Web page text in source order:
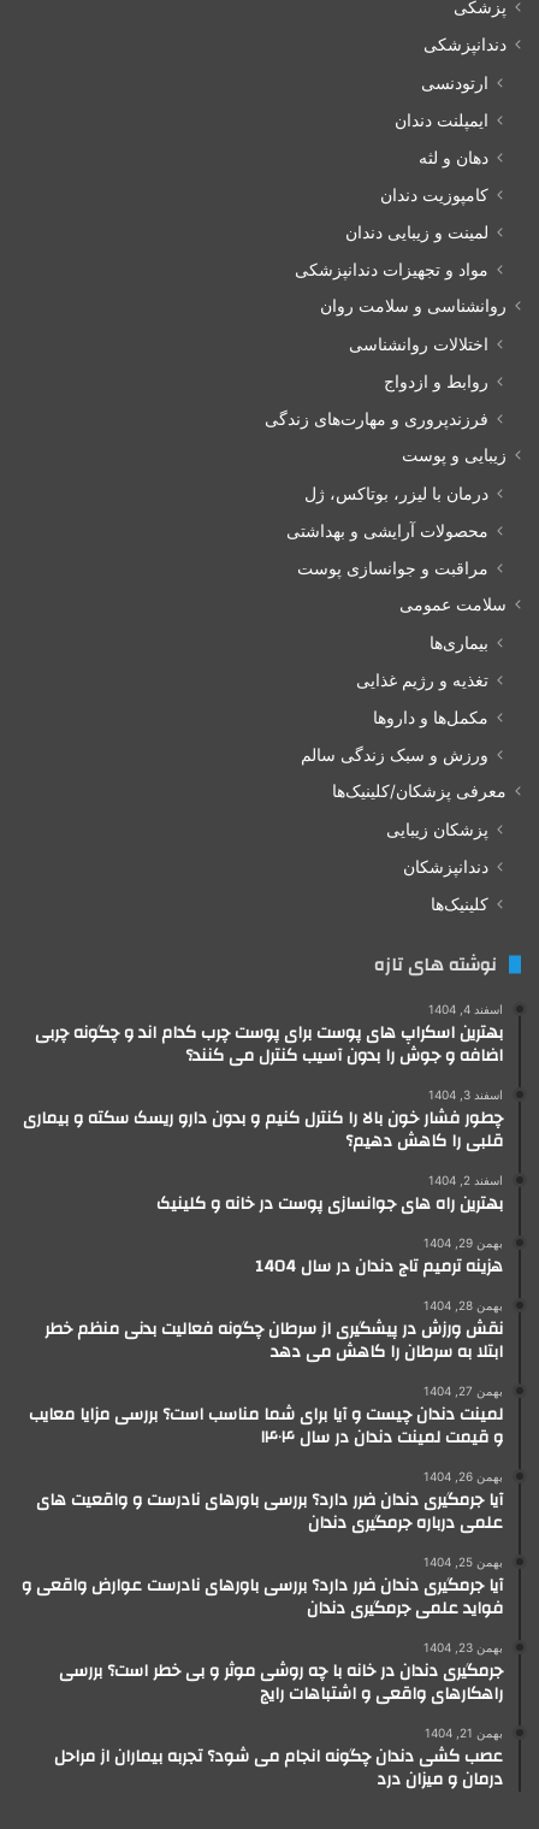
پزشکی
دندانپزشکی
ارتودنسی
ایمپلنت دندان
دهان و لثه
کامپوزیت دندان
لمینت و زیبایی دندان
مواد و تجهیزات دندانپزشکی
روانشناسی و سلامت روان
اختلالات روانشناسی
روابط و ازدواج
فرزندپروری و مهارت‌های زندگی
زیبایی و پوست
درمان با لیزر، بوتاکس، ژل
محصولات آرایشی و بهداشتی
مراقبت و جوانسازی پوست
سلامت عمومی
بیماری‌ها
تغذیه و رژیم غذایی
مکمل‌ها و داروها
ورزش و سبک زندگی سالم
معرفی پزشکان/کلینیک‌ها
پزشکان زیبایی
دندانپزشکان
کلینیک‌ها
نوشته های تازه
اسفند 4, 1404
بهترین اسکراپ های پوست برای پوست چرب کدام اند و چگونه چربی
اضافه و جوش را بدون آسیب کنترل می کنند؟
اسفند 3, 1404
چطور فشار خون بالا را کنترل کنیم و بدون دارو ریسک سکته و بیماری
قلبی را کاهش دهیم؟
اسفند 2, 1404
بهترین راه های جوانسازی پوست در خانه و کلینیک
بهمن 29, 1404
هزینه ترمیم تاج دندان در سال 1404
بهمن 28, 1404
نقش ورزش در پیشگیری از سرطان چگونه فعالیت بدنی منظم خطر
ابتلا به سرطان را کاهش می دهد
بهمن 27, 1404
لمینت دندان چیست و آیا برای شما مناسب است؟ بررسی مزایا معایب
و قیمت لمینت دندان در سال ۱۴۰۴
بهمن 26, 1404
آیا جرمگیری دندان ضرر دارد؟ بررسی باورهای نادرست و واقعیت های
علمی درباره جرمگیری دندان
بهمن 25, 1404
آیا جرمگیری دندان ضرر دارد؟ بررسی باورهای نادرست عوارض واقعی و
فواید علمی جرمگیری دندان
بهمن 23, 1404
جرمگیری دندان در خانه با چه روشی موثر و بی خطر است؟ بررسی
راهکارهای واقعی و اشتباهات رایج
بهمن 21, 1404
عصب کشی دندان چگونه انجام می شود؟ تجربه بیماران از مراحل
درمان و میزان درد